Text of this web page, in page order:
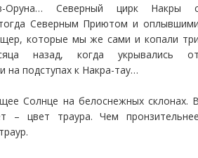
Оруна… Северный цирк Накры
Северным Приютом и
которые мы же сами и копали
назад, когда укрывались
на подступах к Накра-тау…
Солнце на белоснежных склонах.
– цвет траура. Чем